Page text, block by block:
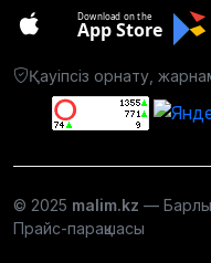
Download on the
App Store
Қауіпсіз орнату,
© 2025 malim.kz — Барлық
Прайс-парақшасы